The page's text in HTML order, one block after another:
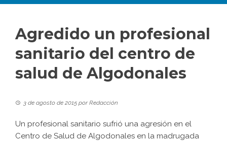
Agredido un profesional
sanitario del centro de
salud de Algodonales
3 de agosto de 2015 porRedacción
Un profesional sanitario sufrió una agresión en el
Centro de Salud de Algodonales en la madrugada